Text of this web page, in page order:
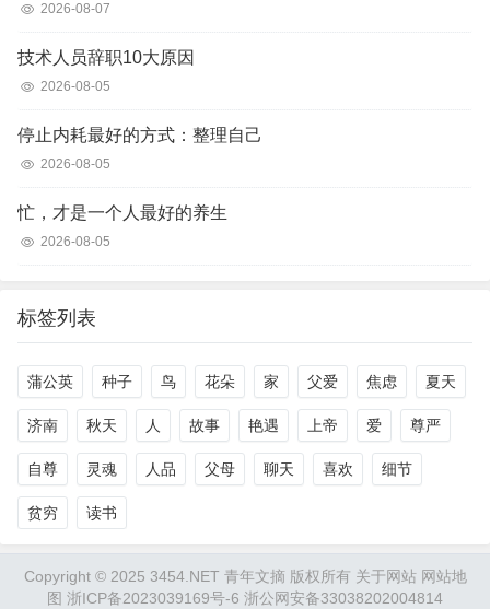
2026-08-07
技术人员辞职10大原因
2026-08-05
停止内耗最好的方式：整理自己
2026-08-05
忙，才是一个人最好的养生
2026-08-05
标签列表
蒲公英 种子 鸟 花朵 家 父爱 焦虑 夏天
济南 秋天 人 故事 艳遇 上帝 爱 尊严
自尊 灵魂 人品 父母 聊天 喜欢 细节
贫穷 读书
Copyright © 2025 3454.NET 青年文摘 版权所有 关于网站 网站地
图 浙ICP备2023039169号-6 浙公网安备33038202004814